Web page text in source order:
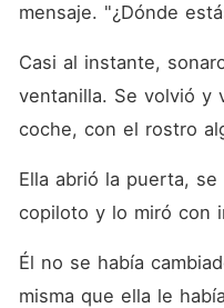
mensaje. "¿Dónde
Casi al instante,
ventanilla. Se volvió y
coche, con el rostro
Ella abrió la puerta,
copiloto y lo miró con
Él no se había
misma que ella le